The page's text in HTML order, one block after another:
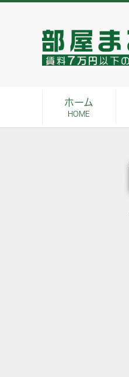
ホーム
HOME